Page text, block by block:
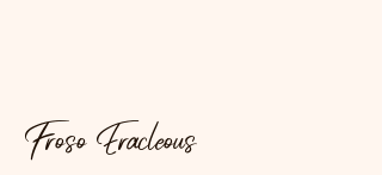
Froso Eracleous